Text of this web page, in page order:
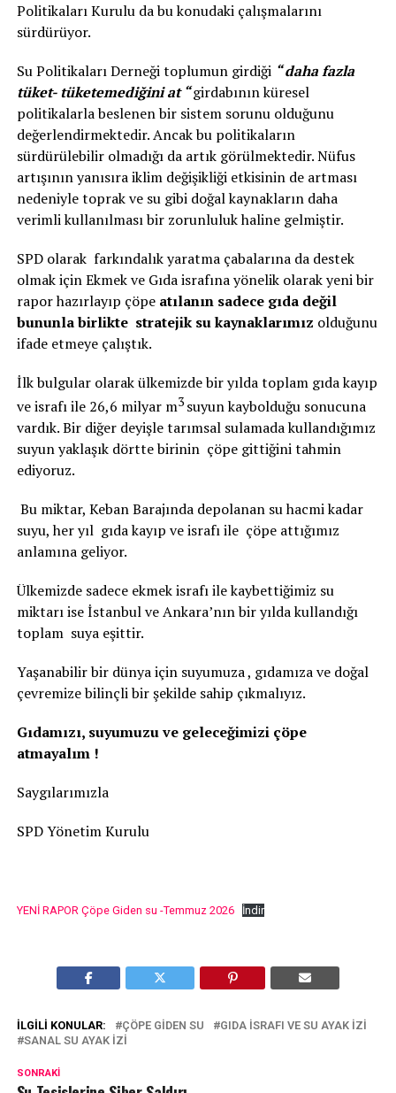
Politikaları Kurulu da bu konudaki çalışmalarını
sürdürüyor.
Su Politikaları Derneği toplumun girdiği “ daha fazla
tüket- tüketemediğini at “girdabının küresel
politikalarla beslenen bir sistem sorunu olduğunu
değerlendirmektedir. Ancak bu politikaların
sürdürülebilir olmadığı da artık görülmektedir. Nüfus
artışının yanısıra iklim değişikliği etkisinin de artması
nedeniyle toprak ve su gibi doğal kaynakların daha
verimli kullanılması bir zorunluluk haline gelmiştir.
SPD olarak farkındalık yaratma çabalarına da destek
olmak için Ekmek ve Gıda israfına yönelik olarak yeni bir
rapor hazırlayıp çöpe atılanın sadece gıda değil
bununla birlikte stratejik su kaynaklarımız olduğunu
ifade etmeye çalıştık.
İlk bulgular olarak ülkemizde bir yılda toplam gıda kayıp
ve israfı ile 26,6 milyar m3 suyun kaybolduğu sonucuna
vardık. Bir diğer deyişle tarımsal sulamada kullandığımız
suyun yaklaşık dörtte birinin çöpe gittiğini tahmin
ediyoruz.
Bu miktar, Keban Barajında depolanan su hacmi kadar
suyu, her yıl gıda kayıp ve israfı ile çöpe attığımız
anlamına geliyor.
Ülkemizde sadece ekmek israfı ile kaybettiğimiz su
miktarı ise İstanbul ve Ankara’nın bir yılda kullandığı
toplam suya eşittir.
Yaşanabilir bir dünya için suyumuza , gıdamıza ve doğal
çevremize bilinçli bir şekilde sahip çıkmalıyız.
Gıdamızı, suyumuzu ve geleceğimizi çöpe
atmayalım !
Saygılarımızla
SPD Yönetim Kurulu
YENİ RAPOR Çöpe Giden su -Temmuz 2026 İndir
İLGILI KONULAR: ÇÖPE GIDEN SU
GIDA ISRAFI VE SU AYAK IZI
SANAL SU AYAK IZI
SONRAKI